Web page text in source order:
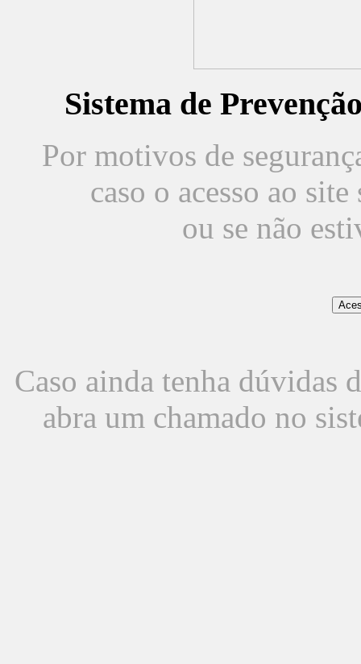
Sistema de
Por motivos de
caso o acesso ao
ou se não
Caso ainda tenha dúvidas
abra um chamado no